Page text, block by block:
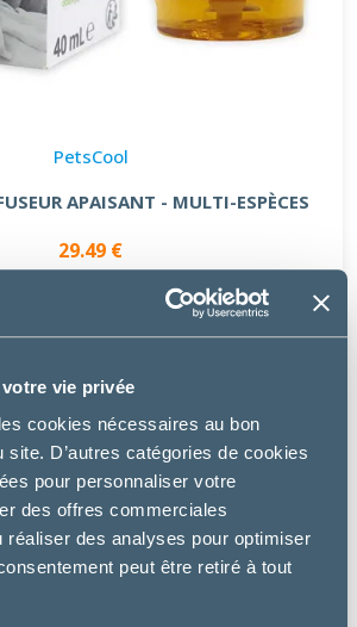
vie privée
cookies nécessaires au bon
site. D’autres catégories de cookies
pour personnaliser votre
des offres commerciales
réaliser des analyses pour optimiser
peut être retiré à tout
PetsCool
APAISANT - MULTI-ESPÈCES
29.49 €